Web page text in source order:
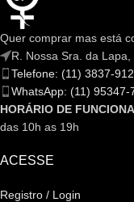
Quer comprar mas está
R. Nossa Sra. da
Telefone: (11) 3837-
WhatsApp: (11) 95347-
HORÁRIO DE
das 10h as 19h
ACESSE
Registro / Login